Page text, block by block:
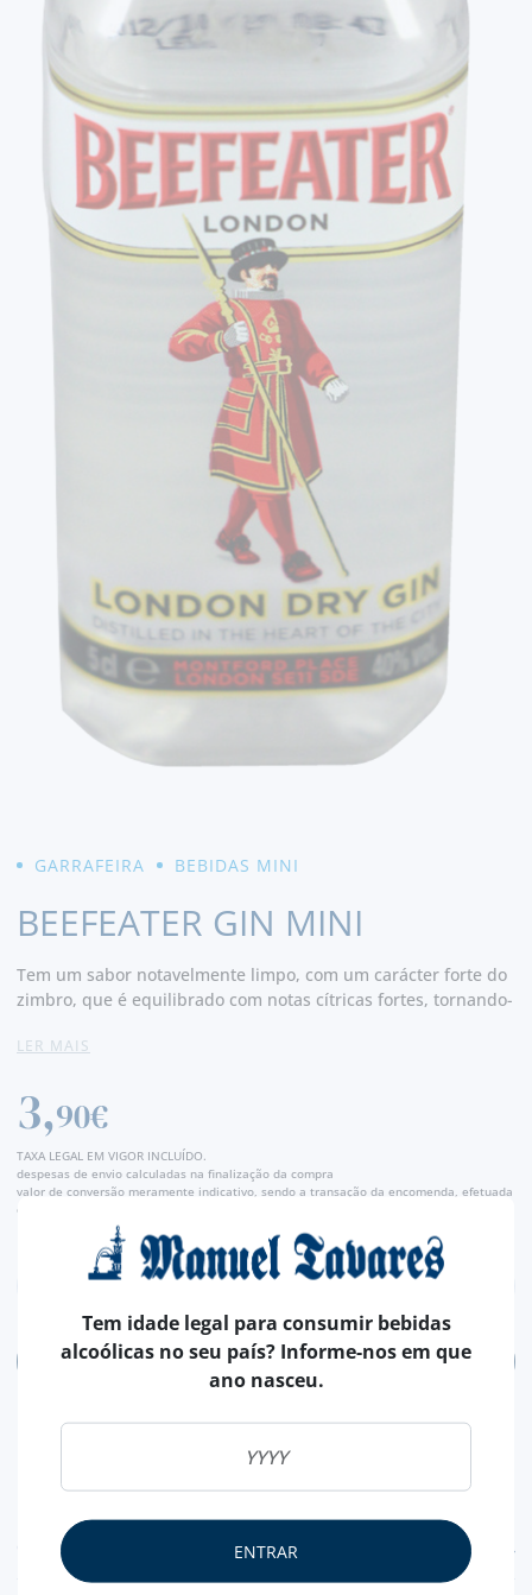
GARRAFEIRA BEBIDAS MINI
BEEFEATER GIN MINI
Tem um sabor notavelmente limpo, com um carácter forte do
zimbro, que é equilibrado com notas cítricas fortes, tornando-
LER MAIS
3,90€
TAXA LEGAL EM VIGOR INCLUÍDO.
despesas de envio calculadas na finalização da compra
valor de conversão meramente indicativo, sendo a transação da encomenda, efetuada
em euros (€).
ADICIONAR
CARACTERÍSTICAS
Tem idade legal para consumir bebidas
alcoólicas no seu país? Informe-nos em que
ano nasceu.
ENTRAR